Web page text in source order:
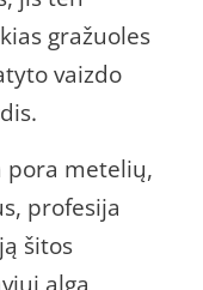
gražuoles
vaizdo
pora metelių,
profesija
šitos